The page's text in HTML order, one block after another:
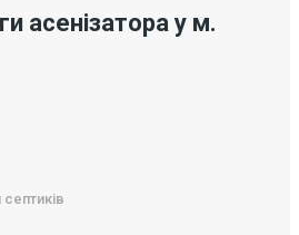
асенізатора у м.